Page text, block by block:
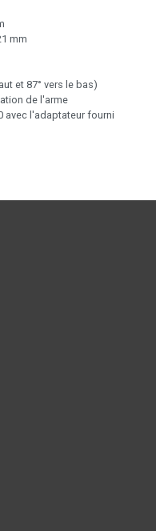
mm
et 87° vers le bas)
de l'arme
avec l'adaptateur fourni